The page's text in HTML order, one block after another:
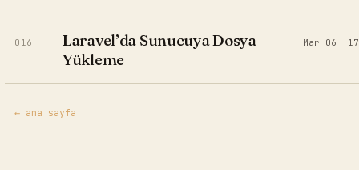
016
Laravel’da Sunucuya Dosya
Yükleme
Mar 06 '17
← ana sayfa